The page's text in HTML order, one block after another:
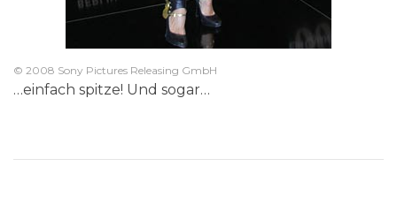
© 2008 Sony Pictures Releasing GmbH
…einfach spitze! Und sogar…